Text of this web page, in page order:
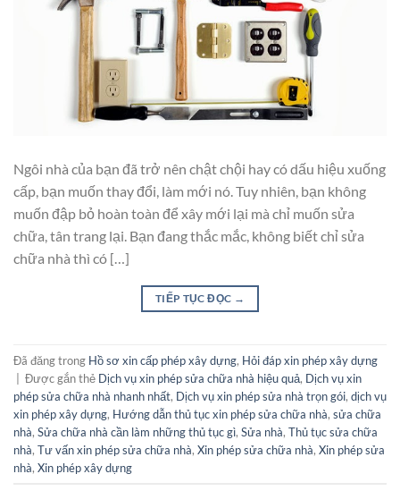
Ngôi nhà của bạn đã trở nên chật chội hay có dấu hiệu xuống
cấp, bạn muốn thay đổi, làm mới nó. Tuy nhiên, bạn không
muốn đập bỏ hoàn toàn để xây mới lại mà chỉ muốn sửa
chữa, tân trang lại. Bạn đang thắc mắc, không biết chỉ sửa
chữa nhà thì có […]
TIẾP TỤC ĐỌC →
Đã đăng trong Hồ sơ xin cấp phép xây dựng, Hỏi đáp xin phép xây dựng
Được gắn thẻ Dịch vụ xin phép sửa chữa nhà hiệu quả, Dịch vụ xin
phép sửa chữa nhà nhanh nhất, Dịch vụ xin phép sửa nhà trọn gói, dịch vụ
xin phép xây dựng, Hướng dẫn thủ tục xin phép sửa chữa nhà, sửa chữa
nhà, Sửa chữa nhà cần làm những thủ tục gì, Sửa nhà, Thủ tục sửa chữa
nhà, Tư vấn xin phép sửa chữa nhà, Xin phép sửa chữa nhà, Xin phép sửa
nhà, Xin phép xây dựng